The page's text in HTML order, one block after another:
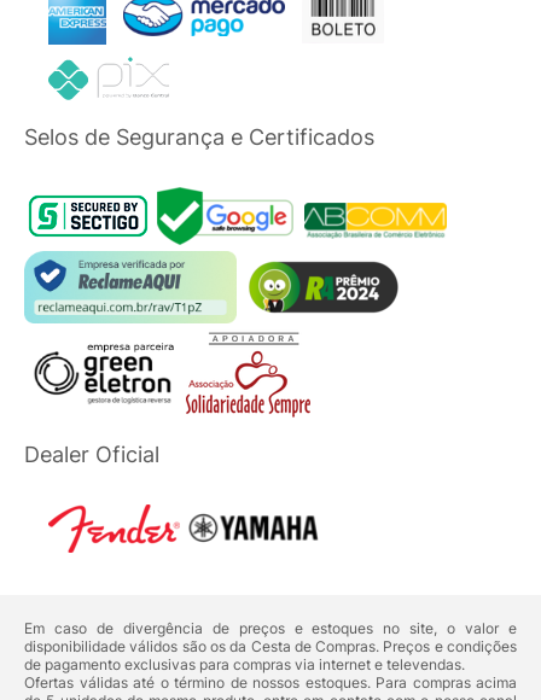
Selos de Segurança e Certificados
Dealer Oficial
Em caso de divergência de preços e estoques no site, o valor e
disponibilidade válidos são os da Cesta de Compras. Preços e condições
de pagamento exclusivas para compras via internet e televendas.
Ofertas válidas até o término de nossos estoques. Para compras acima